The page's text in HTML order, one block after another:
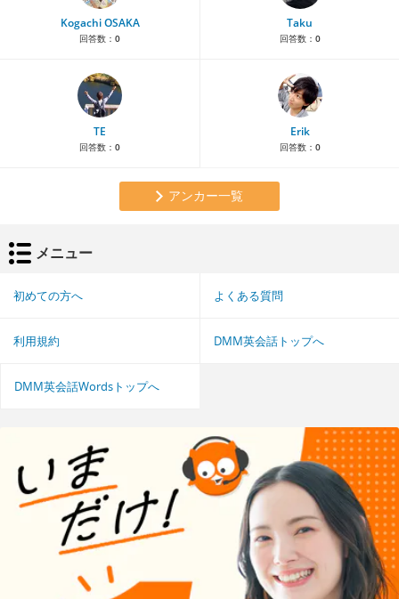
Kogachi OSAKA
回答数： 0
Taku
回答数： 0
TE
回答数： 0
Erik
回答数： 0
アンカー一覧
メニュー
初めての方へ よくある質問
利用規約 DMM英会話トップへ
DMM英会話Wordsトップへ